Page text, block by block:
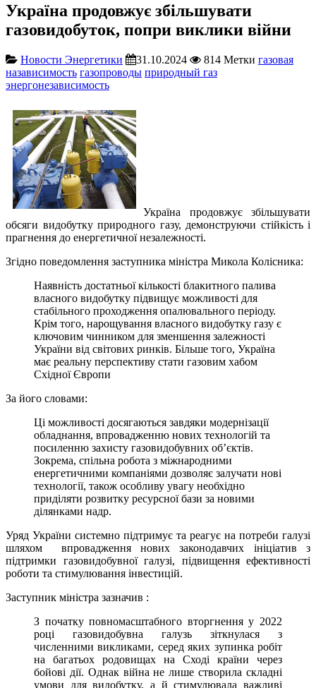
Україна продовжує збільшувати
газовидобуток, попри виклики війни
Новости Энергетики 31.10.2024 814 Метки газовая
назависимость газопроводы природный газ
энергонезависимость
Україна продовжує збільшувати
обсяги видобутку природного газу, демонструючи стійкість і
прагнення до енергетичної незалежності.
Згідно поведомлення заступника міністра Микола Колісника:
Наявність достатньої кількості блакитного палива
власного видобутку підвищує можливості для
стабільного проходження опалювального періоду.
Крім того, нарощування власного видобутку газу є
ключовим чинником для зменшення залежності
України від світових ринків. Більше того, Україна
має реальну перспективу стати газовим хабом
Східної Європи
За його словами:
Ці можливості досягаються завдяки модернізації
обладнання, впровадженню нових технологій та
посиленню захисту газовидобувних об’єктів.
Зокрема, спільна робота з міжнародними
енергетичними компаніями дозволяє залучати нові
технології, також особливу увагу необхідно
приділяти розвитку ресурсної бази за новими
ділянками надр.
Уряд України системно підтримує та реагує на потреби галузі
шляхом впровадження нових законодавчих ініціатив з
підтримки газовидобувної галузі, підвищення ефективності
роботи та стимулювання інвестицій.
Заступник міністра зазначив :
З початку повномасштабного вторгнення у 2022
році газовидобувна галузь зіткнулася з
численними викликами, серед яких зупинка робіт
на багатьох родовищах на Сході країни через
бойові дії. Однак війна не лише створила складні
умови для видобутку, а й стимулювала важливі